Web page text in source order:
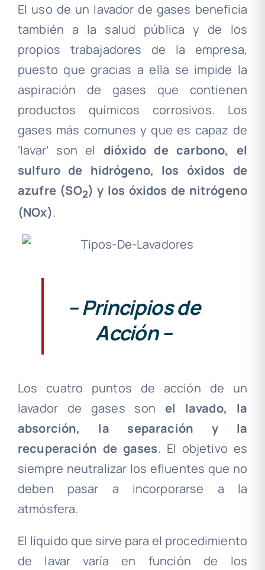
El uso de un lavador de gases beneficia
también a la salud pública y de los
propios trabajadores de la empresa,
puesto que gracias a ella se impide la
aspiración de gases que contienen
productos químicos corrosivos. Los
gases más comunes y que es capaz de
‘lavar’ son el dióxido de carbono, el
sulfuro de hidrógeno, los óxidos de
azufre (SO2) y los óxidos de nitrógeno
(NOx).
– Principios de
Acción –
Los cuatro puntos de acción de un
lavador de gases son el lavado, la
absorción, la separación y la
recuperación de gases. El objetivo es
siempre neutralizar los efluentes que no
deben pasar a incorporarse a la
atmósfera.
El líquido que sirve para el procedimiento
de lavar varía en función de los